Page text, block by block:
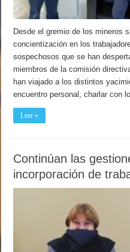
Desde el gremio de los mineros
concientización en los
sospechosos que se han
miembros de la comisión
han viajado a los distintos
encuentro personal, charlar con
Leer »
Continúan las
incorporación de